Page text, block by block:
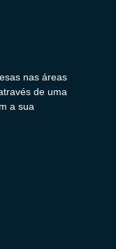
nas áreas
de uma
a sua